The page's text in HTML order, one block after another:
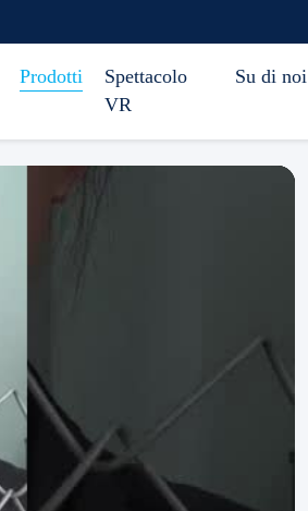
Prodotti
Spettacolo
VR
Su di noi